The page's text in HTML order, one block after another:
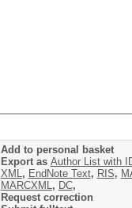
Add to personal basket
Export as Author List with
XML , EndNote Text, RIS,
MARCXML , DC,
Request correction